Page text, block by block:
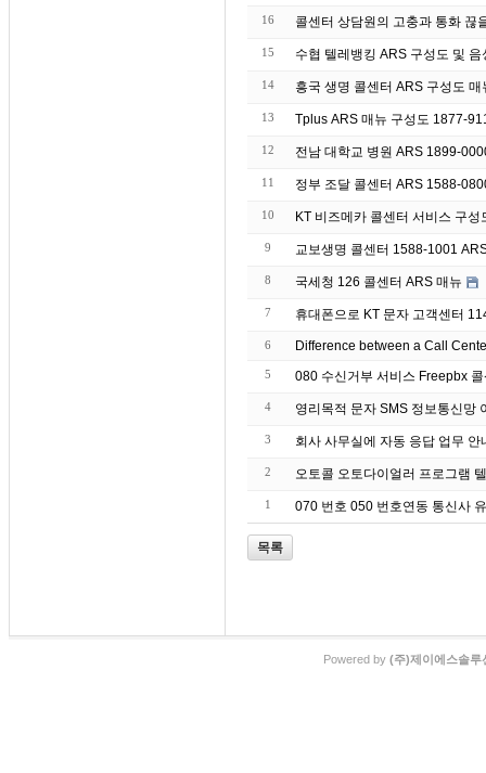
16 콜센터 상담원의 고충과 통화 끊
15 수협 텔레뱅킹 ARS 구성도 및
14 흥국 생명 콜센터 ARS 구성도
13 Tplus ARS 매뉴 구성도 1877-
12 전남 대학교 병원 ARS 1899-
11 정부 조달 콜센터 ARS 1588-
10 KT 비즈메카 콜센터 서비스 구성
9 교보생명 콜센터 1588-1001
8 국세청 126 콜센터 ARS 매뉴
7 휴대폰으로 KT 문자 고객센터
6 Difference between a Call
5 080 수신거부 서비스 Freepbx
4 영리목적 문자
3 회사 사무실에 자동
2 오토콜 오토다이얼러 프로그램
1 070 번호 050 번호연동 통신사
목록
Powered by (주)제이에스솔루